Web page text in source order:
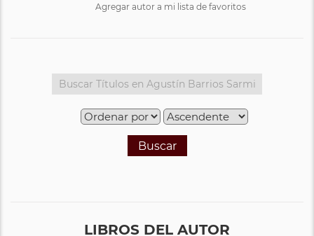
Agregar autor a mi lista de favoritos
Buscar
LIBROS DEL AUTOR